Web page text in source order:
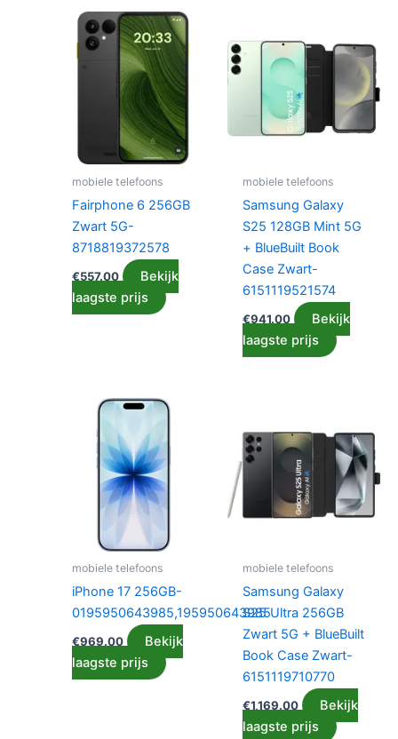
mobiele telefoons
Fairphone 6 256GB
Zwart 5G-
8718819372578
€557.00
Bekijk
laagste prijs
mobiele telefoons
Samsung Galaxy
S25 128GB Mint 5G
+ BlueBuilt Book
Case Zwart-
6151119521574
€941.00
Bekijk
laagste prijs
mobiele telefoons
iPhone 17 256GB-
0195950643985,195950643985
€969.00
Bekijk
laagste prijs
mobiele telefoons
Samsung Galaxy
S25 Ultra 256GB
Zwart 5G + BlueBuilt
Book Case Zwart-
6151119710770
€1,169.00
Bekijk
laagste prijs